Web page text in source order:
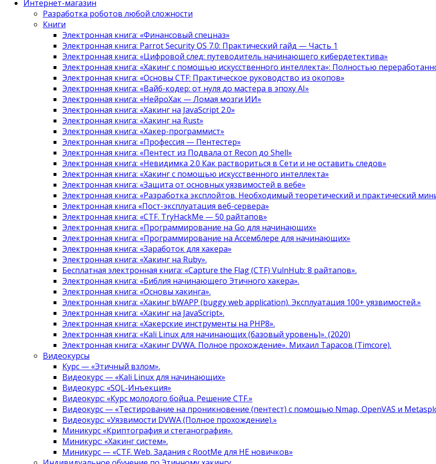
Интернет-магазин
Разработка роботов любой сложности
Книги
Электронная книга: «Финансовый спецназ»
Электронная книга: Parrot Security OS 7.0: Практический гайд — Часть 1
Электронная книга: «Цифровой след: путеводитель начинающего кибердетектива»
Электронная книга: «Хакинг с помощью искусственного интеллекта»: Полностью
Электронная книга: «Основы CTF: Практическое руководство из окопов»
Электронная книга: «Вайб-кодер: от нуля до мастера в эпоху AI»
Электронная книга: «НейроХак — Ломая мозги ИИ»
Электронная книга: «Хакинг на JavaScript 2.0»
Электронная книга: «Хакинг на Rust»
Электронная книга: «Хакер-программист»
Электронная книга: «Профессия — Пентестер»
Электронная книга: «Пентест из Подвала от Recon до Shell»
Электронная книга: «Невидимка 2.0 Как раствориться в Сети и не оставить следов»
Электронная книга: «Хакинг с помощью искусственного интеллекта»
Электронная книга: «Защита от основных уязвимостей в вебе»
Электронная книга: «Разработка эксплойтов. Необходимый теоретический и практический
Электронная книга «Пост-эксплуатация веб-сервера»
Электронная книга: «CTF. TryHackMe — 50 райтапов»
Электронная книга: «Программирование на Go для начинающих»
Электронная книга: «Программирование на Ассемблере для начинающих»
Электронная книга: «Заработок для хакера»
Электронная книга: «Хакинг на Ruby».
Бесплатная электронная книга: «Capture the Flag (CTF) VulnHub: 8 райтапов».
Электронная книга: «Библия начинающего Этичного хакера».
Электронная книга: «Основы хакинга».
Электронная книга: «Хакинг bWAPP (buggy web application). Эксплуатация 100+ уязвимостей.»
Электронная книга: «Хакинг на JavaScript».
Электронная книга: «Хакерские инструменты на PHP8».
Электронная книга: «Kali Linux для начинающих (базовый уровень)». (2020)
Электронная книга: «Хакинг DVWA. Полное прохождение». Михаил Тарасов (Timcore).
Видеокурсы
Курс — «Этичный взлом».
Видеокурс — «Kali Linux для начинающих»
Видеокурс: «SQL-Инъекция»
Видеокурс: «Курс молодого бойца. Решение CTF.»
Видеокурс — «Тестирование на проникновение (пентест) с помощью Nmap, OpenVAS и
Видеокурс: «Уязвимости DVWA (Полное прохождение).»
Миникурс «Криптография и стеганография».
Миникурс: «Хакинг систем».
Миникурс — «CTF. Web. Задания с RootMe для НЕ новичков»